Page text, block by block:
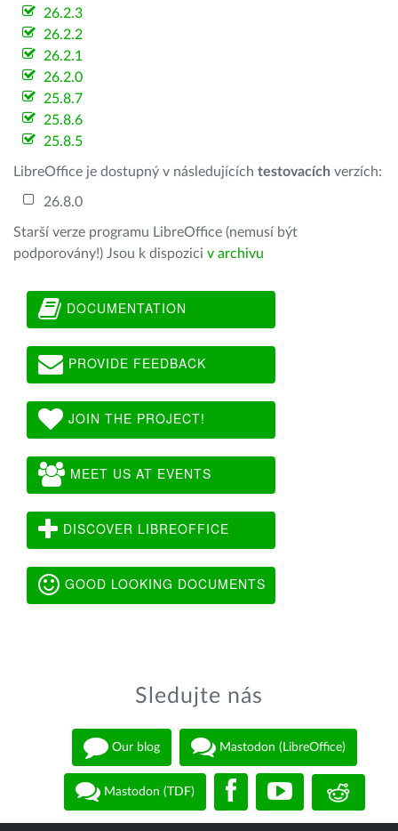
26.2.3
26.2.2
26.2.1
26.2.0
25.8.7
25.8.6
25.8.5
LibreOffice je dostupný v následujících testovacích verzích:
26.8.0
Starší verze programu LibreOffice (nemusí být
podporovány!) Jsou k dispozici v archivu
DOCUMENTATION
PROVIDE FEEDBACK
JOIN THE PROJECT!
MEET US AT EVENTS
DISCOVER LIBREOFFICE
GOOD LOOKING DOCUMENTS
Sledujte nás
Our blog Mastodon (LibreOffice)
Mastodon (TDF)